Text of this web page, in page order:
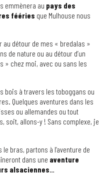
emmènera au pays des
fééries que Mulhouse nous
au détour de mes « bredalas »
de nature ou au détour d’un
» chez moi, avec ou sans les
bois à travers les toboggans ou
Quelques aventures dans les
ou allemandes ou tout
soit, allons-y ! Sans complexe, je
bras, partons à l’aventure de
dans une aventure
alsaciennes…